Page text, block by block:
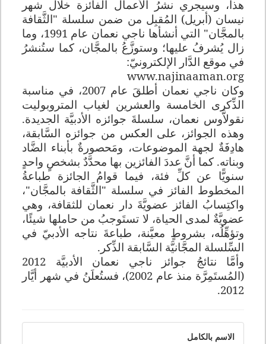
هذا، وسيجري نشرُ الأعمال الفائزة خلال شهر
نيسان (أبريل) المُقبِل من ضمن سلسلة "الثَّقافة
بالمجَّان" التي أنشأها ناجي نعمان عام 1991، وما
زال يُشرفُ عليها؛ وستوزَّعُ بالمجَّان، كما ستُنشرُ
في موقع الدَّار الإلكترونيّ:
www.najinaaman.org
وكان ناجي نعمان أطلقَ عام 2007، في مناسبة
الذِّكرى الخامسة والعشرين لغياب المتروبوليت
نقولاَّوس نعمان، سلسلةَ جوائزه الأدبيَّة الجديدة.
وهذه الجوائز، على العكس من جوائزه السَّابقة،
هادِفَةٌ لجهة الموضوعات، ومَحصورةٌ بأبناء الضَّاد
وبناته. كما أنَّ عددَ الفائزين بها محدَّدٌ بشخصٍ واحدٍ
سنويًّا عن كلِّ فئة، فيما قوامُ الجائزة طباعةُ
المخطوط الفائز في سلسلة "الثَّقافة بالمجَّان"،
واكتِسابُ الفائز عضويَّةَ دار نعمان للثقافة، وهي
عضويَّةٌ لمدى الحياة، لا تستَوجبُ من حاملها شيئًا،
وتؤهِّلُه، بشروطٍ معيَّنة، طباعةَ نتاجه الأدبيّ في
السِّلسلة المجَّانيَّة السَّابقة الذِّكر .
وأمَّا نتائجُ جوائز ناجي نعمان الأدبيَّة 2012
(المُستَمِرَّة منذ عام 2002)، فستُعلَنُ في شهر أيَّار
2012
.
الاسم بالكامل